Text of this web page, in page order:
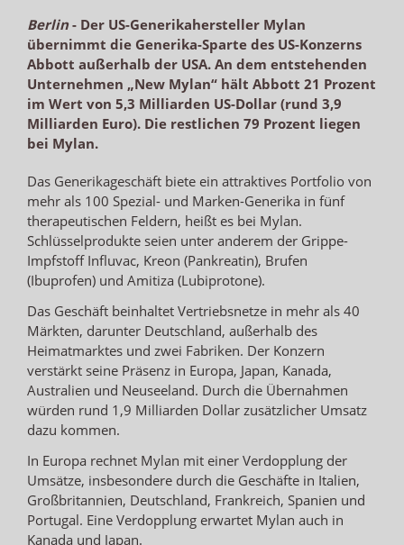
Berlin- Der US-Generikahersteller Mylan
übernimmt die Generika-Sparte des US-Konzerns
Abbott außerhalb der USA. An dem entstehenden
Unternehmen „New Mylan“ hält Abbott 21 Prozent
im Wert von 5,3 Milliarden US-Dollar (rund 3,9
Milliarden Euro). Die restlichen 79 Prozent liegen
bei Mylan.
Das Generikageschäft biete ein attraktives Portfolio von
mehr als 100 Spezial- und Marken-Generika in fünf
therapeutischen Feldern, heißt es bei Mylan.
Schlüsselprodukte seien unter anderem der Grippe-
Impfstoff Influvac, Kreon (Pankreatin), Brufen
(Ibuprofen) und Amitiza (Lubiprotone).
Das Geschäft beinhaltet Vertriebsnetze in mehr als 40
Märkten, darunter Deutschland, außerhalb des
Heimatmarktes und zwei Fabriken. Der Konzern
verstärkt seine Präsenz in Europa, Japan, Kanada,
Australien und Neuseeland. Durch die Übernahmen
würden rund 1,9 Milliarden Dollar zusätzlicher Umsatz
dazu kommen.
In Europa rechnet Mylan mit einer Verdopplung der
Umsätze, insbesondere durch die Geschäfte in Italien,
Großbritannien, Deutschland, Frankreich, Spanien und
Portugal. Eine Verdopplung erwartet Mylan auch in
Kanada und Japan.